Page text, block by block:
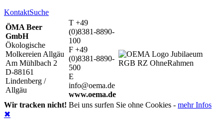
KontaktSuche
ÖMA Beer
GmbH
Ökologische
Molkereien Allgäu
Am Mühlbach 2
D-88161
Lindenberg /
Allgäu
T +49
(0)8381-8890-
100
F +49
(0)8381-8890-
500
E
info@oema.de
www.oema.de
Wir tracken nicht! Bei uns surfen Sie ohne Cookies - mehr Infos
✖